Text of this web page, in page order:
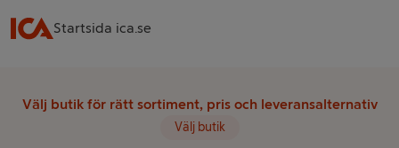
Startsida ica.se
Välj butik för rätt sortiment, pris och leveransalternativ
Välj butik